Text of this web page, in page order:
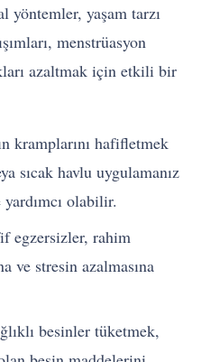
yöntemler, yaşam tarzı
menstrüasyon
azaltmak için etkili bir
kramplarını hafifletmek
sıcak havlu uygulamanız
yardımcı olabilir.
egzersizler, rahim
ve stresin azalmasına
besinler tüketmek,